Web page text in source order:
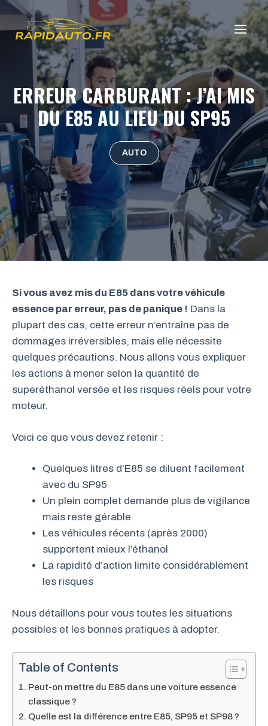
Aller
contenu
ERREUR CARBURANT : J’AI MIS
DU E85 AU LIEU DU SP95
AUTO
Si vous avez mis du E85 dans votre véhicule
essence par erreur, pas de panique ! Dans la
plupart des cas, cette erreur n’entraîne pas de
dommages irréversibles, mais elle nécessite
quelques précautions. Nous allons vous expliquer
les actions à mener selon la quantité de
superéthanol versée et les risques réels pour votre
moteur.
Voici ce que vous devez retenir :
Quelques litres d’E85 se diluent facilement
avec du SP95
Un plein complet demande plus de vigilance
mais reste gérable
Les véhicules récents (après 2000)
supportent mieux l’éthanol
La rapidité d’action limite considérablement
les risques
Nous détaillons pour vous toutes les situations
possibles et les bonnes pratiques à adopter.
Table of Contents
Peut-on mettre du E85 dans une voiture essence
classique ?
Quelle est la différence entre E85, SP95 et SP98 ?